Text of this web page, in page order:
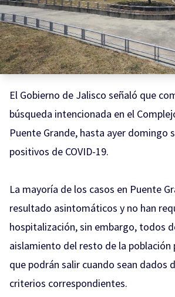
El Gobierno de Jalisco señaló que
búsqueda intencionada en el
Puente Grande, hasta ayer domingo
positivos de COVID-19.
La mayoría de los casos en Puente
resultado asintomáticos y no han
hospitalización, sin embargo, todos
aislamiento del resto de la población
que podrán salir cuando sean dados
criterios correspondientes.